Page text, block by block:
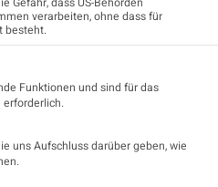
Deutsche Gesellschaft für
Sie erwartet
verarbeiten, ohne dass für
besteht.
für die eine Einwilligung
Funktionen und sind für das
uns Aufschluss darüber geben, wie